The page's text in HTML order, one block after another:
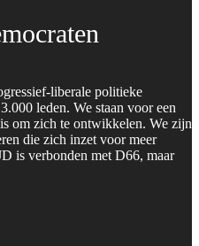
liberale politieke
leden. We staan voor een
om zich te ontwikkelen. We zijn
die zich inzet voor meer
is verbonden met D66, maar